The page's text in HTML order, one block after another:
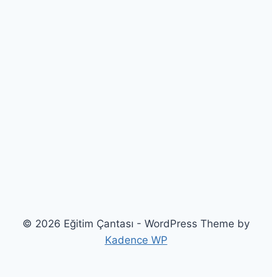
© 2026 Eğitim Çantası - WordPress Theme by
Kadence WP